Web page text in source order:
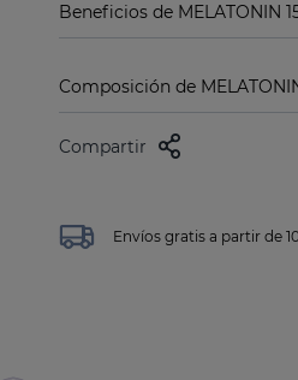
Beneficios de MELATONIN
Composición de
Compartir
Envíos gratis a partir de